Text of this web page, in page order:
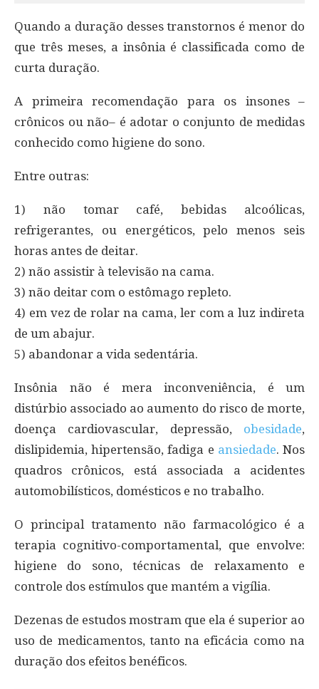
Quando a duração desses transtornos é menor do
que três meses, a insônia é classificada como de
curta duração.
A primeira recomendação para os insones –
crônicos ou não– é adotar o conjunto de medidas
conhecido como higiene do sono.
Entre outras:
1) não tomar café, bebidas alcoólicas,
refrigerantes, ou energéticos, pelo menos seis
horas antes de deitar.
2) não assistir à televisão na cama.
3) não deitar com o estômago repleto.
4) em vez de rolar na cama, ler com a luz indireta
de um abajur.
5) abandonar a vida sedentária.
Insônia não é mera inconveniência, é um
distúrbio associado ao aumento do risco de morte,
doença cardiovascular, depressão, obesidade,
dislipidemia, hipertensão, fadiga e ansiedade. Nos
quadros crônicos, está associada a acidentes
automobilísticos, domésticos e no trabalho.
O principal tratamento não farmacológico é a
terapia cognitivo-comportamental, que envolve:
higiene do sono, técnicas de relaxamento e
controle dos estímulos que mantém a vigília.
Dezenas de estudos mostram que ela é superior ao
uso de medicamentos, tanto na eficácia como na
duração dos efeitos benéficos.